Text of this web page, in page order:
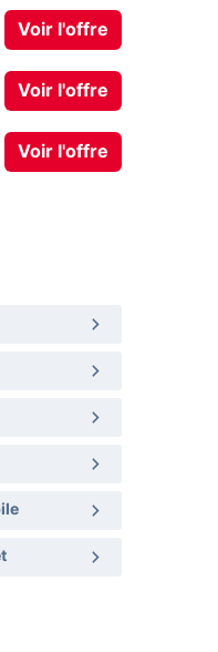
Voir l'offre
Voir l'offre
Voir l'offre